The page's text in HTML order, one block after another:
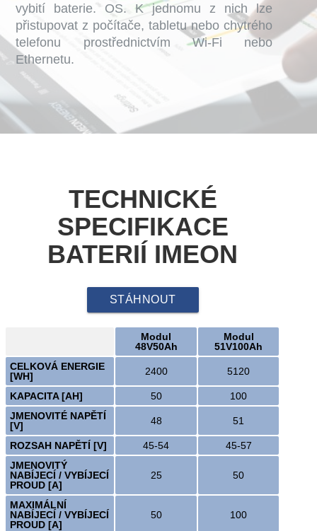
vybití baterie. OS. K jednomu z nich lze
přistupovat z počítače, tabletu nebo chytrého
telefonu prostřednictvím Wi-Fi nebo
Ethernetu.
TECHNICKÉ
SPECIFIKACE
BATERIÍ IMEON
STÁHNOUT
Modul
48V50Ah
Modul
51V100Ah
CELKOVÁ ENERGIE
[WH]
2400 5120
KAPACITA [AH] 50
100
JMENOVITÉ NAPĚTÍ
[V]
48 51
ROZSAH NAPĚTÍ [V] 45-54
45-57
JMENOVITÝ
NABÍJECÍ / VYBÍJECÍ
PROUD [A]
25 50
MAXIMÁLNÍ
NABÍJECÍ / VYBÍJECÍ
PROUD [A]
50 100